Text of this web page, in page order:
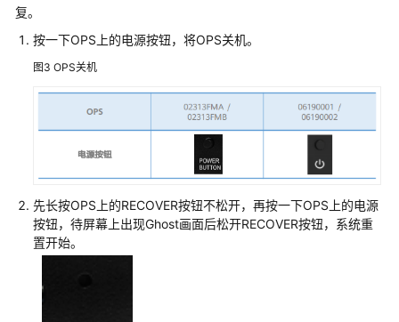
青
数
字
化
人
养
复。
按一下OPS上的电源按钮，将OPS关机。
图3 OPS关机
先长按OPS上的RECOVER按钮不松开，再按一下OPS上的电源
按钮，待屏幕上出现Ghost画面后松开RECOVER按钮，系统重
置开始。